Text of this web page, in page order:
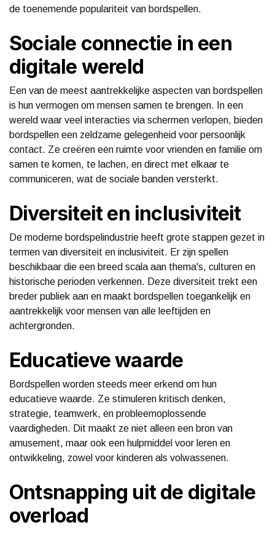
de toenemende populariteit van bordspellen.
Sociale connectie in een
digitale wereld
Een van de meest aantrekkelijke aspecten van bordspellen
is hun vermogen om mensen samen te brengen. In een
wereld waar veel interacties via schermen verlopen, bieden
bordspellen een zeldzame gelegenheid voor persoonlijk
contact. Ze creëren een ruimte voor vrienden en familie om
samen te komen, te lachen, en direct met elkaar te
communiceren, wat de sociale banden versterkt.
Diversiteit en inclusiviteit
De moderne bordspelindustrie heeft grote stappen gezet in
termen van diversiteit en inclusiviteit. Er zijn spellen
beschikbaar die een breed scala aan thema's, culturen en
historische perioden verkennen. Deze diversiteit trekt een
breder publiek aan en maakt bordspellen toegankelijk en
aantrekkelijk voor mensen van alle leeftijden en
achtergronden.
Educatieve waarde
Bordspellen worden steeds meer erkend om hun
educatieve waarde. Ze stimuleren kritisch denken,
strategie, teamwerk, en probleemoplossende
vaardigheden. Dit maakt ze niet alleen een bron van
amusement, maar ook een hulpmiddel voor leren en
ontwikkeling, zowel voor kinderen als volwassenen.
Ontsnapping uit de digitale
overload